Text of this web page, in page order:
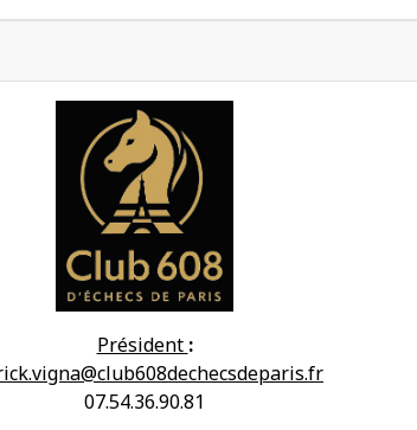
Président :
07.54.36.90.81